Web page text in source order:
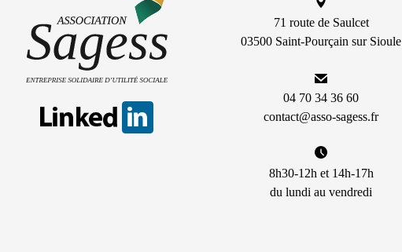
71 route de Saulcet
03500 Saint-Pourçain sur Sioule
04 70 34 36 60
contact@asso-sagess.fr
8h30-12h et 14h-17h
du lundi au vendredi